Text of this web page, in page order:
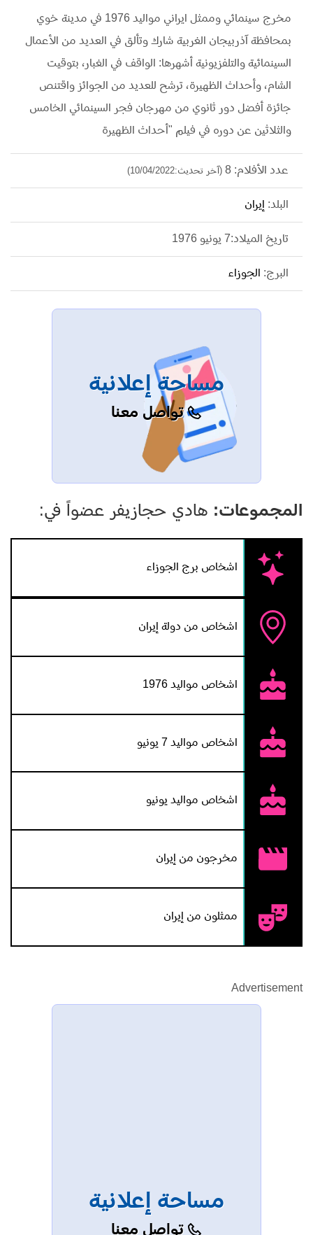
مخرج سينمائي وممثل ايراني مواليد 1976 في مدينة خوي
بمحافظة آذربيجان الغربية شارك وتألق في العديد من الأعمال
السينمائية والتلفزيونية أشهرها: الواقف في الغبار، بتوقيت
الشام، وأحداث الظهيرة، ترشح للعديد من الجوائز واقتنص
جائزة أفضل دور ثانوي من مهرجان فجر السينمائي الخامس
والثلاثين عن دوره في فيلم "أحداث الظهيرة
عدد الأفلام: 8 (آخر تحديث:10/04/2022)
البلد: إيران
تاريخ الميلاد:7 يونيو 1976
البرج: الجوزاء
مساحة إعلانية
تواصل معنا
المجموعات: هادي حجازيفر عضواً في:
اشخاص برج الجوزاء
اشخاص من دولة إيران
اشخاص مواليد 1976
اشخاص مواليد 7 يونيو
اشخاص مواليد يونيو
مخرجون من إيران
ممثلون من إيران
Advertisement
مساحة إعلانية
تواصل معنا